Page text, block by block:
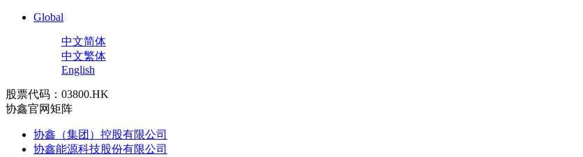
Global
中文简体
中文繁体
English
股票代码：03800.HK
协鑫官网矩阵
协鑫（集团）控股有限公司
协鑫能源科技股份有限公司